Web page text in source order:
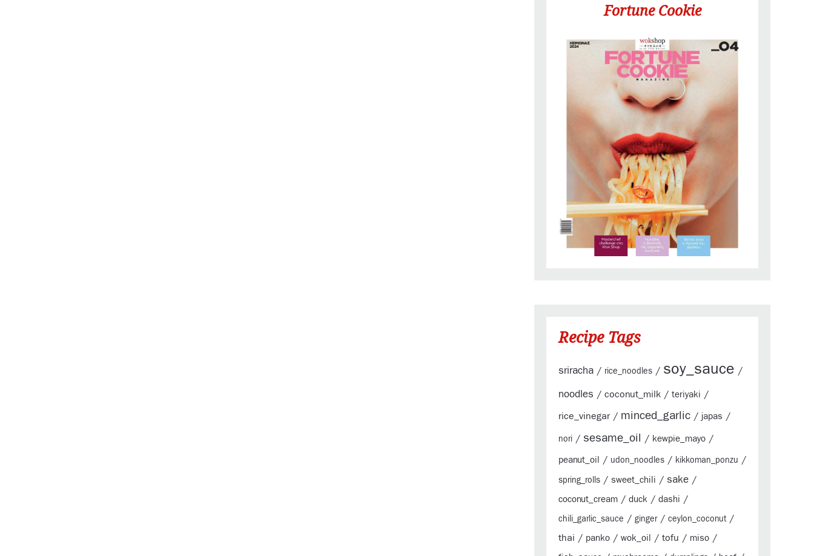
Fortune Cookie
Recipe Tags
sriracha / rice_noodles / soy_sauce /
noodles / coconut_milk / teriyaki /
rice_vinegar/ minced_garlic / japas /
nori / sesame_oil / kewpie_mayo /
peanut_oil / udon_noodles / kikkoman_ponzu /
spring_rolls / sweet_chili / sake /
coconut_cream / duck / dashi /
chili_garlic_sauce / ginger/ ceylon_coconut /
thai / panko / wok_oil / tofu / miso /